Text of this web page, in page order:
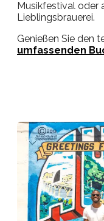
Musikfestival oder
Lieblingsbrauerei.
Genießen Sie den
umfassenden